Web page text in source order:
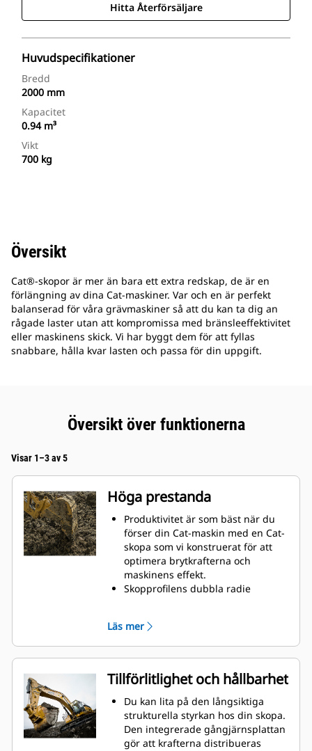
Hitta Återförsäljare
Huvudspecifikationer
Bredd
2000 mm
Kapacitet
0.94 m³
Vikt
700 kg
Översikt
Cat®-skopor är mer än bara ett extra redskap, de är en
förlängning av dina Cat-maskiner. Var och en är perfekt
balanserad för våra grävmaskiner så att du kan ta dig an
rågade laster utan att kompromissa med bränsleeffektivitet
eller maskinens skick. Vi har byggt dem för att fyllas
snabbare, hålla kvar lasten och passa för din uppgift.
Översikt över funktionerna
Visar 1–3 av 5
Höga prestanda
Produktivitet är som bäst när du
förser din Cat-maskin med en Cat-
skopa som vi konstruerat för att
optimera brytkrafterna och
maskinens effekt.
Skopprofilens dubbla radie
frigång säkerställer att skopbotten
inte släpar, vilket minskar
underhållskostnaderna.
Bränsleförbrukningstoppar under
grävning. Cat-skoporna är
utformade för att skära genom
material snabbt för att förbättra
maskinens totala effektivitet.
Lasta mer material på kortare tid.
Läs mer
Tillförlitlighet och hållbarhet
Du kan lita på den långsiktiga
strukturella styrkan hos din skopa.
Den integrerade gångjärnsplattan
gör att krafterna distribueras